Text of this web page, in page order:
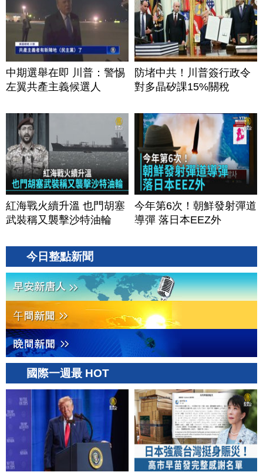
中期選舉在即 川普：警惕
左翼共產主義候選人
防堵中共！川普簽行政令
對多晶矽課15%關稅
紅海戰火續升溫 也門胡塞
武裝稱又襲擊沙特油輪
今年第6次！朝鮮發射彈道
導彈 落日本EEZ外
今日整點新聞
國際一週最 HOT